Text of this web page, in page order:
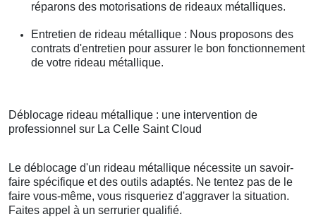
réparons des motorisations de rideaux métalliques.
Entretien de rideau métallique : Nous proposons des
contrats d'entretien pour assurer le bon fonctionnement
de votre rideau métallique.
Déblocage rideau métallique : une intervention de
professionnel sur La Celle Saint Cloud
Le déblocage d'un rideau métallique nécessite un savoir-
faire spécifique et des outils adaptés. Ne tentez pas de le
faire vous-même, vous risqueriez d'aggraver la situation.
Faites appel à un serrurier qualifié.